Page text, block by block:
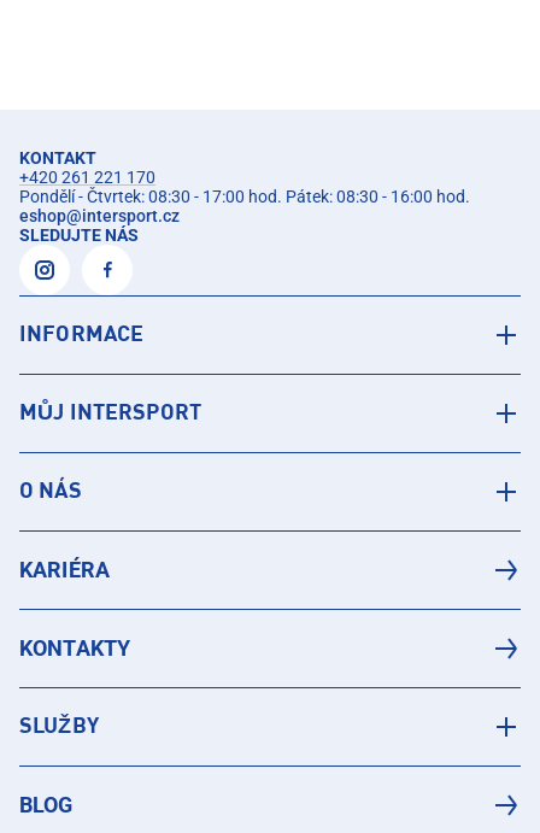
KONTAKT
+420 261 221 170
Pondělí - Čtvrtek: 08:30 - 17:00 hod. Pátek: 08:30 - 16:00 hod.
eshop@intersport.cz
SLEDUJTE NÁS
INFORMACE
MŮJ INTERSPORT
O NÁS
KARIÉRA
KONTAKTY
SLUŽBY
BLOG